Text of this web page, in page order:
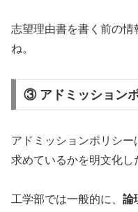
志望理由書を書く前の
ね。
③ アドミッション
アドミッションポリシ
求めているかを明文化し
工学部では一般的に、 論